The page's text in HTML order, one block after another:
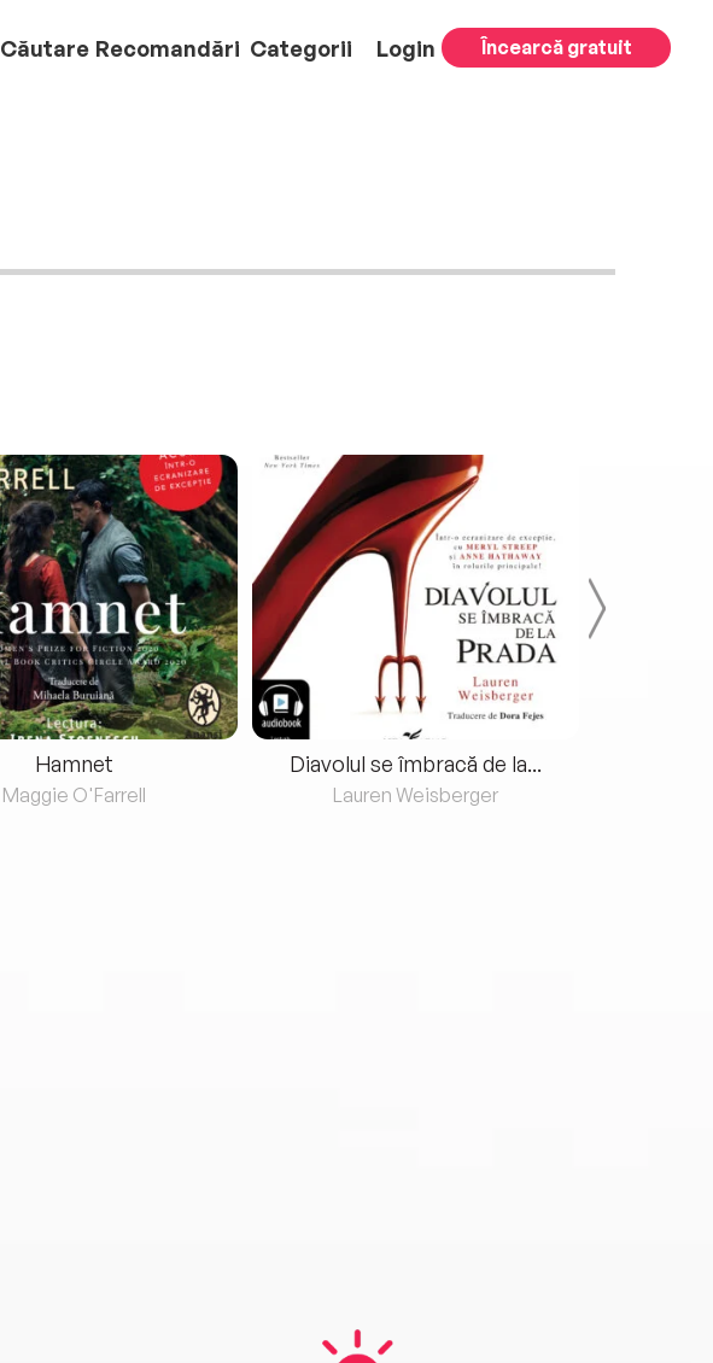
Căutare Recomandări Categorii Login Încearcă gratuit
Hamnet
Maggie O'Farrell
Diavolul se îmbracă de la...
Lauren Weisberger